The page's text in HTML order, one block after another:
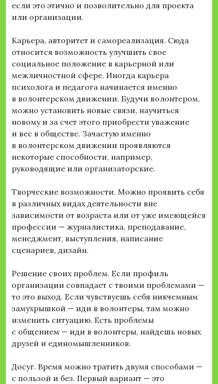
если это этично и позволительно для проекта
или организации.
Карьера, авторитет и самореализация. Сюда
относится возможность улучшить свое
социальное положение в карьерной или
межличностной сфере. Иногда карьера
психолога и педагога начинается именно
в волонтерском движении. Будучи волонтером,
можно установить новые связи, научиться
новому и за счет этого приобрести уважение
и вес в обществе. Зачастую именно
в волонтерском движении проявляются
некоторые способности, например,
руководящие или организаторские.
Творческие возможности. Можно проявить себя
в различных видах деятельности вне
зависимости от возраста или от уже имеющейся
профессии — журналистика, преподавание,
менеджмент, выступления, написание
сценариев, дизайн.
Решение своих проблем. Если профиль
организации совпадает с твоими проблемами —
то это выход. Если чувствуешь себя никчемным
замухрышкой — иди в волонтеры, там можно
изменить ситуацию. Есть проблемы
с общением — иди в волонтеры, найдешь новых
друзей и единомышленников.
Досуг. Время можно тратить двумя способами —
с пользой и без. Первый вариант — это